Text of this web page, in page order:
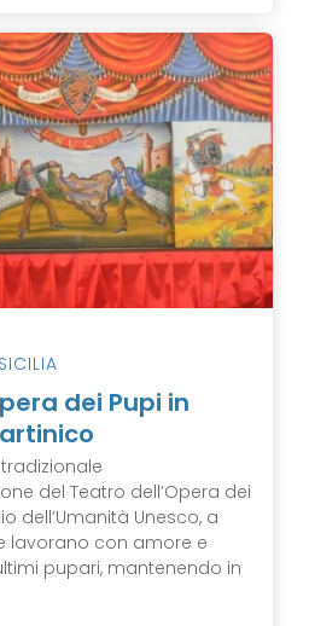
SICILIA
dei Pupi in
del Teatro dell’Opera dei
dell’Umanità Unesco, a
lavorano con amore e
pupari, mantenendo in